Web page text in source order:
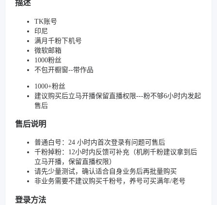
描述
TK账号
印尼
满月千粉下机号
微软邮箱
1000粉丝
不包开橱窗--带作品
1000+粉丝
建议购买后立马开播保留直播权限---粉不够6小时内发起
售后
售后说明
普通白号：24 小时内首次登录有问题可售后
千粉掉粉：12小时内反馈可补充（机刷千粉建议拿到后
立马开播，保留直播权限）
请先少量测试，确认适合自身业务后再批量购买
非业务需要不建议购买千粉号，养号可买满年/老号
登录方法